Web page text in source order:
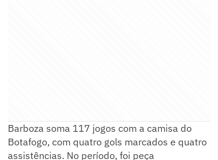
Barboza soma 117 jogos com a camisa do
Botafogo, com quatro gols marcados e quatro
assistências. No período, foi peça